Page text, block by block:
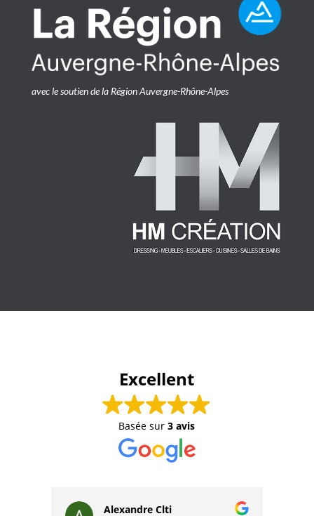
avec le soutien de la Région Auvergne-Rhône-Alpes
Excellent
Basée sur3 avis
Alexandre Clti